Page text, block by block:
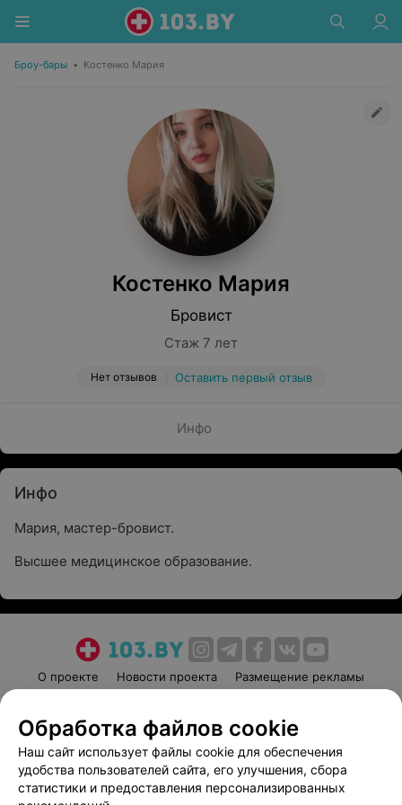
Броу-бары • Костенко Мария
Костенко Мария
Бровист
Стаж 7 лет
Нет отзывов Оставить первый отзыв
Инфо
Инфо
Мария, мастер-бровист.
Высшее медицинское образование.
О проекте Новости проекта
Размещение рекламы
Пользовательское соглашение
Способы оплаты
Вакансии
Партнеры
Написать руководителю 103.by
Обработка файлов cookie
Наш сайт использует файлы cookie для обеспечения
удобства пользователей сайта, его улучшения, сбора
статистики и предоставления персонализированных